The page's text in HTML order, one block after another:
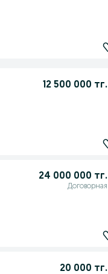
12 500 000 тг.
24 000 000 тг.
Договорная
20 000 тг.